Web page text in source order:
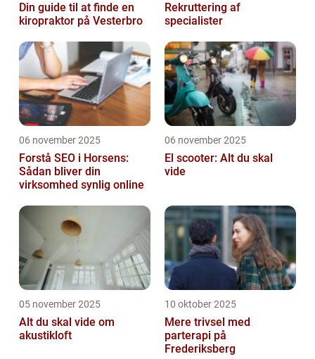
Din guide til at finde en
kiropraktor på Vesterbro
Rekruttering af
specialister
06 november 2025
Forstå SEO i Horsens:
Sådan bliver din
virksomhed synlig online
06 november 2025
El scooter: Alt du skal
vide
05 november 2025
Alt du skal vide om
akustikloft
10 oktober 2025
Mere trivsel med
parterapi på
Frederiksberg